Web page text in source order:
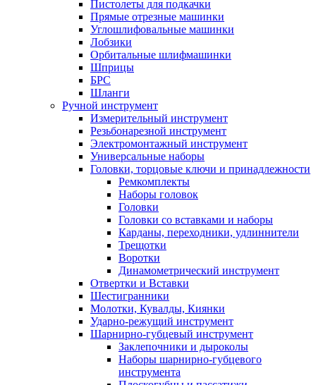
Пистолеты для подкачки
Прямые отрезные машинки
Углошлифовальные машинки
Лобзики
Орбитальные шлифмашинки
Шприцы
БРС
Шланги
Ручной инструмент
Измерительный инструмент
Резьбонарезной инструмент
Электромонтажный инструмент
Универсальные наборы
Головки, торцовые ключи и принадлежности
Ремкомплекты
Наборы головок
Головки
Головки со вставками и наборы
Карданы, переходники, удлиннители
Трещотки
Воротки
Динамометрический инструмент
Отвертки и Вставки
Шестигранники
Молотки, Кувалды, Киянки
Ударно-режущий инструмент
Шарнирно-губцевый инструмент
Заклепочники и дыроколы
Наборы шарнирно-губцевого
инструмента